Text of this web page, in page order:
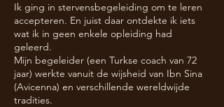
Ik ging in stervensbegeleiding om te leren
accepteren. En juist daar ontdekte ik iets
wat ik in geen enkele opleiding had
geleerd.
Mijn begeleider (een Turkse coach van 72
jaar) werkte vanuit de wijsheid van Ibn Sina
(Avicenna) en verschillende wereldwijde
tradities.